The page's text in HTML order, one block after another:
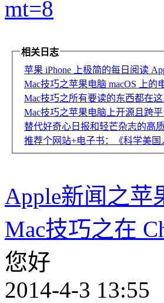
mt=8
相关日志
苹果 iPhone 上极简的每日阅读
Mac技巧之苹果电脑 macOS 上的
Mac技巧之所有要读的东西都在这
Mac技巧之苹果电脑上开源且跨
替代好奇心日报和轻芒杂志的高
推荐个网站+电子书：《科学美
Apple新闻之苹
Mac技巧之在
您好
2014-4-3 13:55